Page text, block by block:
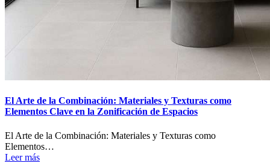
El Arte de la Combinación: Materiales y Texturas como
Elementos Clave en la Zonificación de Espacios
El Arte de la Combinación: Materiales y Texturas como
Elementos…
Leer más